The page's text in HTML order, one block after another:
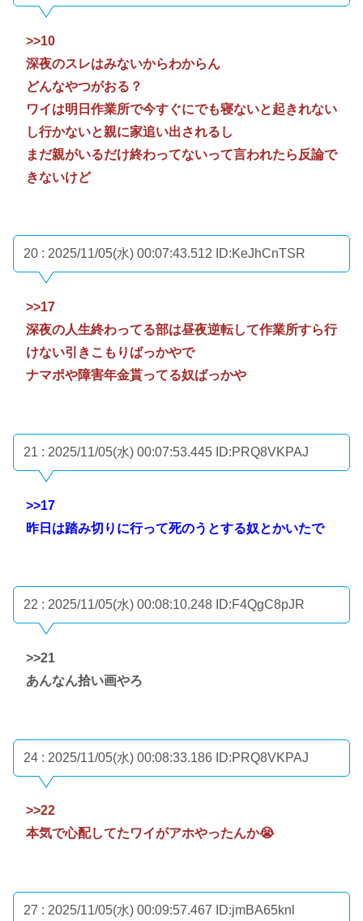
>>10
深夜のスレはみないからわからん
どんなやつがおる？
ワイは明日作業所で今すぐにでも寝ないと起きれない
し行かないと親に家追い出されるし
まだ親がいるだけ終わってないって言われたら反論で
きないけど
20 : 2025/11/05(水) 00:07:43.512 ID:KeJhCnTSR
>>17
深夜の人生終わってる部は昼夜逆転して作業所すら行
けない引きこもりばっかやで
ナマポや障害年金貰ってる奴ばっかや
21 : 2025/11/05(水) 00:07:53.445 ID:PRQ8VKPAJ
>>17
昨日は踏み切りに行って死のうとする奴とかいたで
22 : 2025/11/05(水) 00:08:10.248 ID:F4QgC8pJR
>>21
あんなん拾い画やろ
24 : 2025/11/05(水) 00:08:33.186 ID:PRQ8VKPAJ
>>22
本気で心配してたワイがアホやったんか😭
27 : 2025/11/05(水) 00:09:57.467 ID:jmBA65knl